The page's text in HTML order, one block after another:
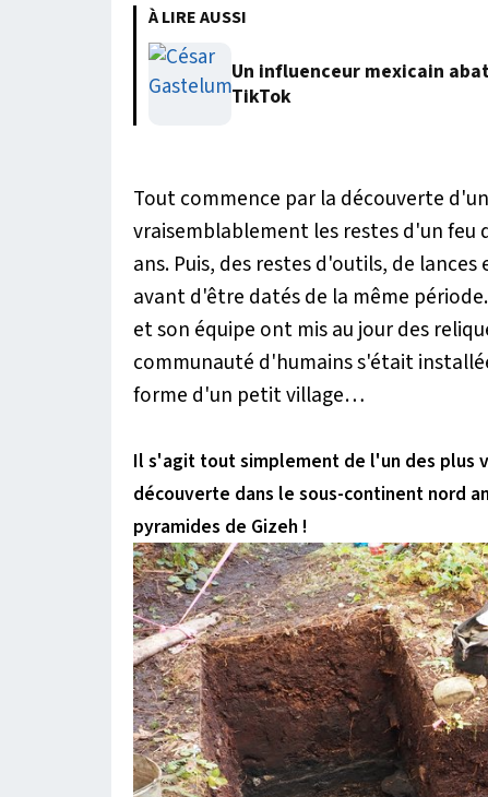
À LIRE AUSSI
Un influenceur mexicain
TikTok
Tout commence par la découverte
vraisemblablement les restes d'un
ans. Puis, des restes d'outils, de
avant d'être datés de la même
et son équipe ont mis au jour des
communauté d'humains s'était
forme d'un petit village…
Il s'agit tout simplement de l'un des plus
découverte dans le sous-continent nord
pyramides de Gizeh !